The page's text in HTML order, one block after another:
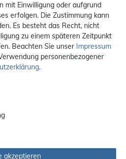
mit Einwilligung oder aufgrund
erfolgen. Die Zustimmung kann
Es besteht das Recht, nicht
zu einem späteren Zeitpunkt
Beachten Sie unser Impressum
personenbezogener
.
akzeptieren